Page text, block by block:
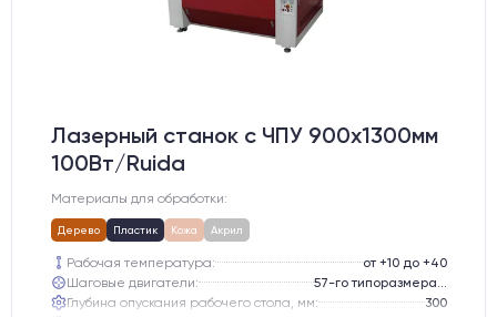
Лазерный станок c ЧПУ 900х1300мм
100Вт/Ruida
Материалы для обработки:
Дерево Пластик Кожа Акрил
Рабочая температура:
от +10 до +40
Шаговые двигатели:
Глубина опускания рабочего стола, мм:
300